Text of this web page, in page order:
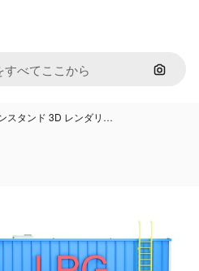
画像で
スタンド 3D レンダリ…